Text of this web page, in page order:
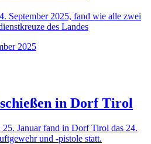
September 2025, fand wie alle zwei
des Landes
2025
in Dorf Tirol
Januar fand in Dorf Tirol das 24.
und -pistole statt.